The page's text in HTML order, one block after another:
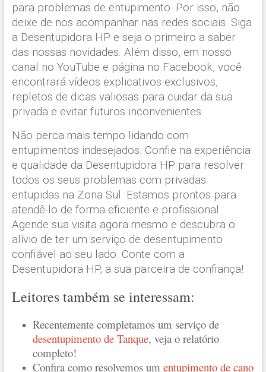
para problemas de entupimento. Por isso, não
deixe de nos acompanhar nas redes sociais. Siga
a Desentupidora HP e seja o primeiro a saber
das nossas novidades. Além disso, em nosso
canal no YouTube e página no Facebook, você
encontrará vídeos explicativos exclusivos,
repletos de dicas valiosas para cuidar da sua
privada e evitar futuros inconvenientes.
Não perca mais tempo lidando com
entupimentos indesejados. Confie na experiência
e qualidade da Desentupidora HP para resolver
todos os seus problemas com privadas
entupidas na Zona Sul. Estamos prontos para
atendê-lo de forma eficiente e profissional.
Agende sua visita agora mesmo e descubra o
alívio de ter um serviço de desentupimento
confiável ao seu lado. Conte com a
Desentupidora HP, a sua parceira de confiança!
Leitores também se interessam:
Recentemente completamos um serviço de
desentupimento de Tanque, veja o relatório
completo!
Confira como resolvemos um entupimento de cano